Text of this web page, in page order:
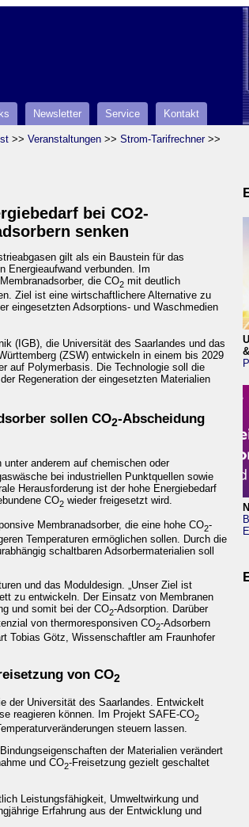
Newsletter Service Kontakt
>> Veranstaltungen >> Strom-Tarifrechner>>
bei CO2-
senken
gilt als ein Baustein für das
Energieaufwand verbunden. Im
die CO2 mit deutlich
Ziel ist eine wirtschaftlichere Alternative zu
eingesetzten Adsorptions- und Waschmedien
(IGB), die Universität des Saarlandes und das
(ZSW) entwickeln in einem bis 2029
auf Polymerbasis. Die Technologie soll die
Regeneration der eingesetzten Materialien
sollen CO2-Abscheidung
unter anderem auf chemischen oder
bei industriellen Punktquellen sowie
Herausforderung ist der hohe Energiebedarf
CO2 wieder freigesetzt wird.
Membranadsorber, die eine hohe CO2-
Temperaturen ermöglichen sollen. Durch die
schaltbaren Adsorbermaterialien soll
und das Moduldesign. „Unser Ziel ist
zu entwickeln. Der Einsatz von Membranen
und somit bei der CO2-Adsorption. Darüber
von thermoresponsiven CO2-Adsorbern
Tobias Götz, Wissenschaftler am Fraunhofer
von CO2
der Universität des Saarlandes. Entwickelt
reagieren können. Im Projekt SAFE-CO2
steuern lassen.
der Materialien verändert
und CO2-Freisetzung gezielt geschaltet
Leistungsfähigkeit, Umweltwirkung und
Erfahrung aus der Entwicklung und